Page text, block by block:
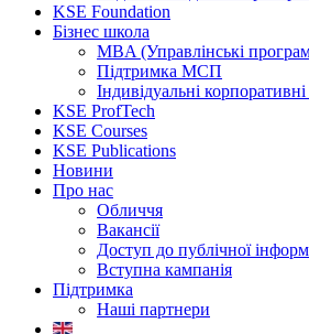
KSE Foundation
Бізнес школа
MBA (Управлінські
Підтримка МСП
Індивідуальні
KSE ProfTech
KSE Courses
KSE Publications
Новини
Про нас
Обличчя
Вакансії
Доступ до публічної
Вступна кампанія
Підтримка
Наші партнери